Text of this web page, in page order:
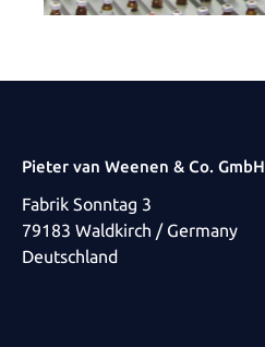
Pieter van Weenen & Co. GmbH
Fabrik Sonntag 3
79183 Waldkirch / Germany
Deutschland